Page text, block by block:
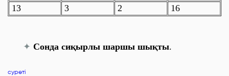
13
3 2 16
✦ Сонда сиқырлы шаршы шықты.
суреті